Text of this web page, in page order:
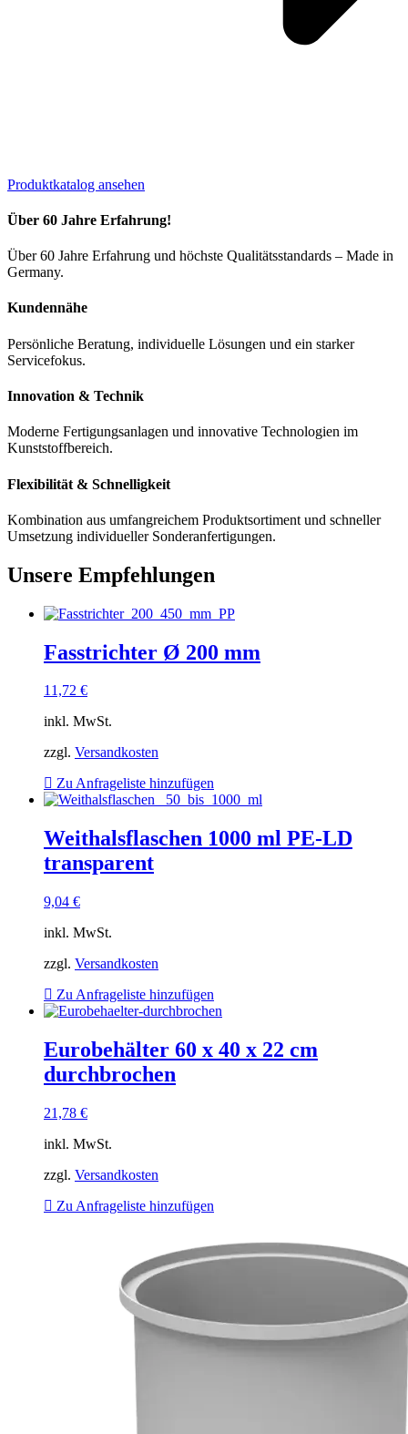
Produktkatalog ansehen
Über 60 Jahre Erfahrung!
Über 60 Jahre Erfahrung und höchste Qualitätsstandards – Made in
Germany.
Kundennähe
Persönliche Beratung, individuelle Lösungen und ein starker
Servicefokus.
Innovation & Technik
Moderne Fertigungsanlagen und innovative Technologien im
Kunststoffbereich.
Flexibilität & Schnelligkeit
Kombination aus umfangreichem Produktsortiment und schneller
Umsetzung individueller Sonderanfertigungen.
Unsere Empfehlungen
Fasstrichter Ø 200 mm
11,72 €
inkl. MwSt.
zzgl. Versandkosten
Zu Anfrageliste hinzufügen
Weithalsflaschen 1000 ml PE-LD
transparent
9,04 €
inkl. MwSt.
zzgl. Versandkosten
Zu Anfrageliste hinzufügen
Eurobehälter 60 x 40 x 22 cm
durchbrochen
21,78 €
inkl. MwSt.
zzgl. Versandkosten
Zu Anfrageliste hinzufügen